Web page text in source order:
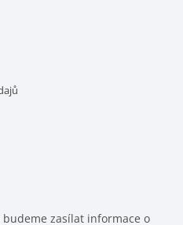
zasílat informace o